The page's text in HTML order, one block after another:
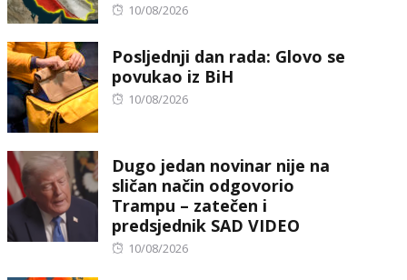
Posted
10/08/2026
Posljednji dan rada: Glovo se
povukao iz BiH
Posted
10/08/2026
Dugo jedan novinar nije na
sličan način odgovorio
Trampu – zatečen i
predsjednik SAD VIDEO
Posted
10/08/2026